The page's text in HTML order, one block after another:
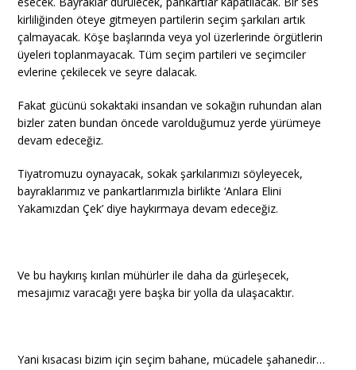
kirliliğinden öteye gitmeyen partilerin seçim şarkıları artık
çalmayacak. Köşe başlarında veya yol üzerlerinde örgütlerin
üyeleri toplanmayacak. Tüm seçim partileri ve seçimciler
evlerine çekilecek ve seyre dalacak.
Fakat gücünü sokaktaki insandan ve sokağın ruhundan alan
bizler zaten bundan öncede varolduğumuz yerde yürümeye
devam edeceğiz.
Tiyatromuzu oynayacak, sokak şarkılarımızı söyleyecek,
bayraklarımız ve pankartlarımızla birlikte ‘Anlara Elini
Yakamızdan Çek’ diye haykırmaya devam edeceğiz.
Ve bu haykırış kırılan mühürler ile daha da gürleşecek,
mesajımız varacağı yere başka bir yolla da ulaşacaktır.
Yani kısacası bizim için seçim bahane, mücadele şahanedir…